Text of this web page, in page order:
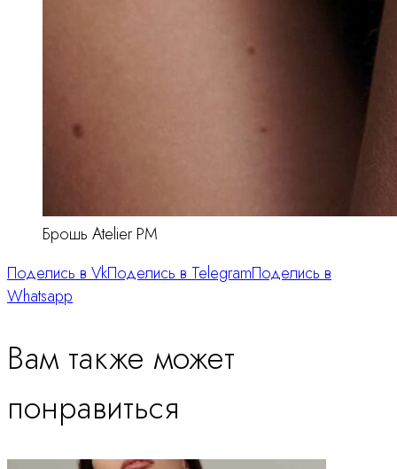
Брошь Atelier PM
Поделись в VkПоделись в TelegramПоделись в
Whatsapp
Вам также может
понравиться